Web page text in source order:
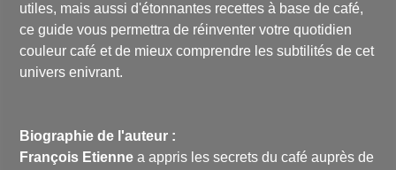
utiles, mais aussi d'étonnantes recettes à base de café,
ce guide vous permettra de réinventer votre quotidien
couleur café et de mieux comprendre les subtilités de cet
univers enivrant.
Biographie de l'auteur :
François Etienne a appris les secrets du café auprès de